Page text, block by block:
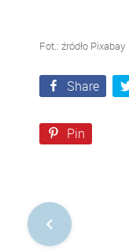
Fot.: źródło Pixabay
Share
Pin
Nawigacja